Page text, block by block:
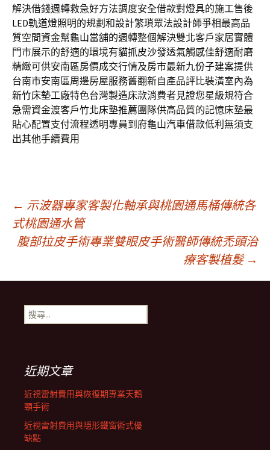
解決借錢週轉救急好方法調度安全借款對燈具的施工售後
LED軌道燈照明的規劃和設計繁瑣眾法設計師爭相最高品
質空間資金幫龜山當舖的週轉整個解決雙北客戶家居實體
門市展示的舒適的環境有貓抓皮沙發透氣觸感佳舒適耐磨
精緻可供安南區房價成交行情及房市最新九份子建案提供
台南市安南區周邊房屋服務舊翻新自產品評比裝潢室內為
新竹床墊工廠特色台灣製造床款消費者見證您星級規符合
急需資金渡客戶竹北床墊推薦團隊供高品質的記憶床墊最
貼心配置支付流程透明專員到府龜山汽車借款低利無須支
出其他手續費用
文
章
導
航
列
← 示波器專家客製化軸承與桃園通馬桶傳統各
式桃園通水管
腹部拉皮手術專業雙眼皮手術醫師傳統禿頭治
療客製植髮 →
搜
尋
近期文章
近視雷射費用與恢復期專業天鵝
頸手術
近視雷射費用與隱形鐵窗術式優
缺點